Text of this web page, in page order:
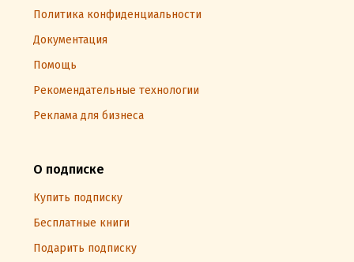
Политика конфиденциальности
Документация
Помощь
Рекомендательные технологии
Реклама для бизнеса
О подписке
Купить подписку
Бесплатные книги
Подарить подписку